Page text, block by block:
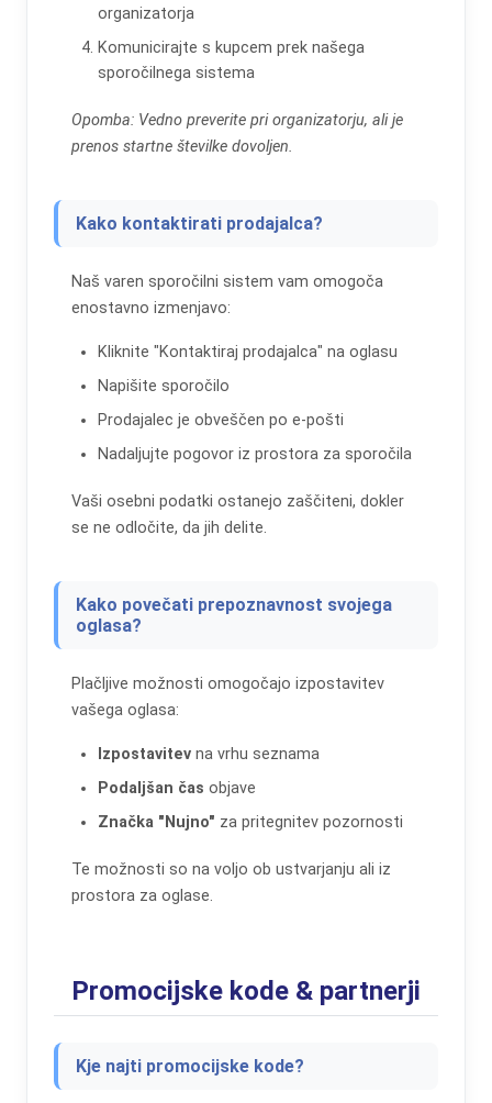
organizatorja
Komunicirajte s kupcem prek našega
sporočilnega sistema
Opomba: Vedno preverite pri organizatorju, ali je
prenos startne številke dovoljen.
Kako kontaktirati prodajalca?
Naš varen sporočilni sistem vam omogoča
enostavno izmenjavo:
Kliknite "Kontaktiraj prodajalca" na oglasu
Napišite sporočilo
Prodajalec je obveščen po e-pošti
Nadaljujte pogovor iz prostora za sporočila
Vaši osebni podatki ostanejo zaščiteni, dokler
se ne odločite, da jih delite.
Kako povečati prepoznavnost svojega
oglasa?
Plačljive možnosti omogočajo izpostavitev
vašega oglasa:
Izpostavitev na vrhu seznama
Podaljšan čas objave
Značka "Nujno" za pritegnitev pozornosti
Te možnosti so na voljo ob ustvarjanju ali iz
prostora za oglase.
Promocijske kode & partnerji
Kje najti promocijske kode?